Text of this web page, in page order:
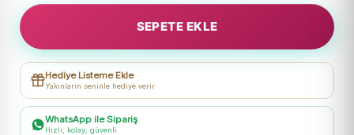
Siyah
Renk
Simli
Pantolon
Tişört
Takım
adet
SEPETE EKLE
Hediye Listeme Ekle
Yakınların seninle hediye verir
WhatsApp ile Sipariş
Hızlı, kolay, güvenli